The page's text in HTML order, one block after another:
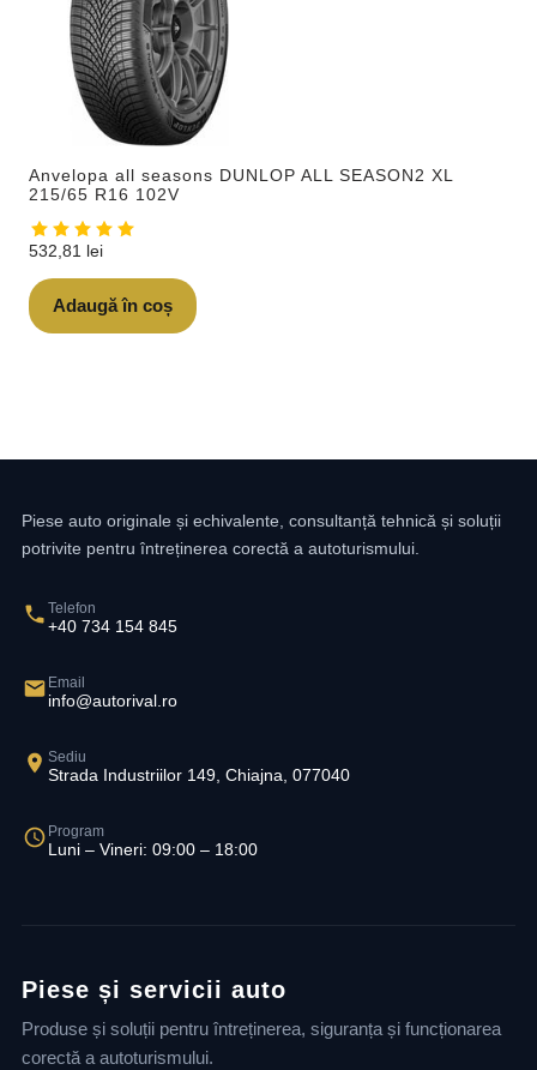
Anvelopa all seasons DUNLOP ALL SEASON2 XL
215/65 R16 102V
532,81 lei
Adaugă în coș
Piese auto originale și echivalente, consultanță tehnică și soluții
potrivite pentru întreținerea corectă a autoturismului.
Telefon
+40 734 154 845
Email
info@autorival.ro
Sediu
Strada Industriilor 149, Chiajna, 077040
Program
Luni – Vineri: 09:00 – 18:00
Piese și servicii auto
Produse și soluții pentru întreținerea, siguranța și funcționarea
corectă a autoturismului.